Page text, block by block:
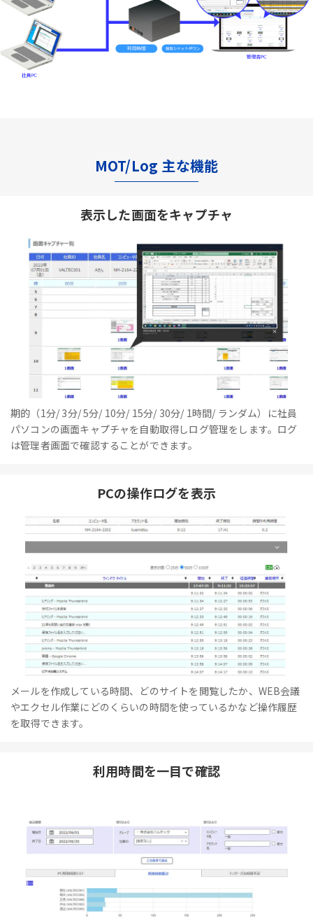
MOT/Log 主な機能
表示した画面をキャプチャ
期的（1分/ 3分/ 5分/ 10分/ 15分/ 30分/ 1時間/ ランダム）に社員
パソコンの画面キャプチャを自動取得しログ管理をします。ログ
は管理者画面で確認することができます。
PCの操作ログを表示
メールを作成している時間、どのサイトを閲覧したか、WEB会議
やエクセル作業にどのくらいの時間を使っているかなど操作履歴
を取得できます。
利用時間を一目で確認